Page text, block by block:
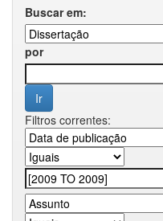
Buscar em:
por
Filtros correntes: